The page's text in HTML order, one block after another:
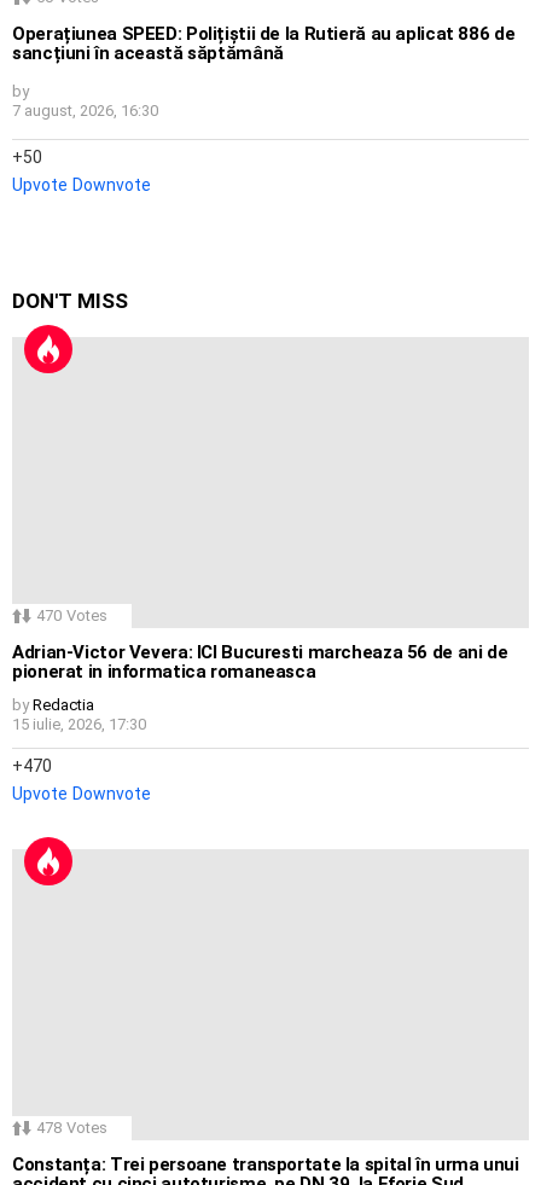
Operațiunea SPEED: Polițiștii de la Rutieră au aplicat 886 de
sancțiuni în această săptămână
by
7 august, 2026, 16:30
50
Upvote Downvote
DON'T MISS
470 Votes
Adrian-Victor Vevera: ICI Bucuresti marcheaza 56 de ani de
pionerat in informatica romaneasca
by Redactia
15 iulie, 2026, 17:30
470
Upvote Downvote
478 Votes
Constanța: Trei persoane transportate la spital în urma unui